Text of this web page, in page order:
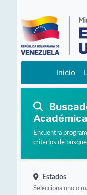
Inicio
Académica
Encuentra
criterios de
Estados
Selecciona uno o